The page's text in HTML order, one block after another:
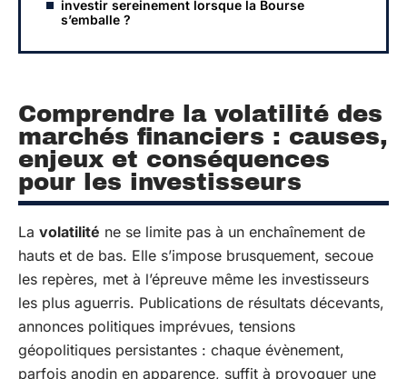
investir sereinement lorsque la Bourse
s’emballe ?
Comprendre la volatilité des
marchés financiers : causes,
enjeux et conséquences
pour les investisseurs
La volatilité ne se limite pas à un enchaînement de
hauts et de bas. Elle s’impose brusquement, secoue
les repères, met à l’épreuve même les investisseurs
les plus aguerris. Publications de résultats décevants,
annonces politiques imprévues, tensions
géopolitiques persistantes : chaque évènement,
parfois anodin en apparence, suffit à provoquer une